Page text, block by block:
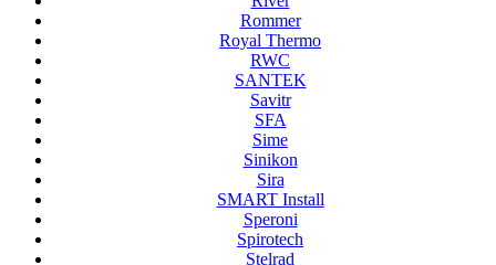
Rommer
Royal Thermo
RWC
SANTEK
Savitr
SFA
Sime
Sinikon
Sira
SMART Install
Speroni
Spirotech
Stelrad